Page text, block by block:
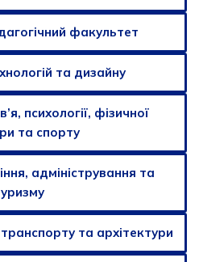
факультет
та дизайну
психології, фізичної
та спорту
адміністрування та
та архітектури